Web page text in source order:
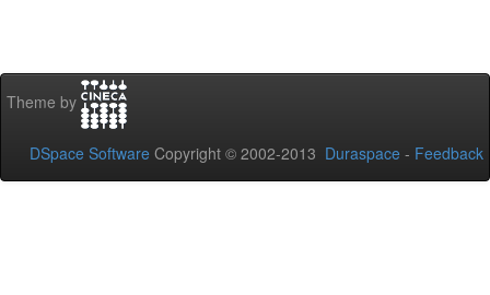
Theme by
DSpace Software Copyright © 2002-2013 Duraspace - Feedback